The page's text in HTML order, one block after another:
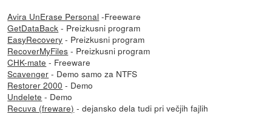
Avira UnErase Personal -Freeware
GetDataBack - Preizkusni program
EasyRecovery - Preizkusni program
RecoverMyFiles - Preizkusni program
CHK-mate - Freeware
Scavenger - Demo samo za NTFS
Restorer 2000 - Demo
Undelete - Demo
Recuva (freware) - dejansko dela tudi pri večjih fajlih